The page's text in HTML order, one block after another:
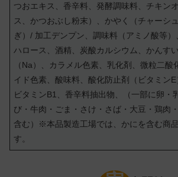
つおエキス、香辛料、発酵調味料、チキン
ス、かつおぶし粉末）、かやく（チャーシ
ぎ）/ 加工デンプン、調味料（アミノ酸等
ハロース、酒精、炭酸カルシウム、かんす
（Na）、カラメル色素、乳化剤、微粒二酸
イド色素、酸味料、酸化防止剤（ビタミンE
ビタミンB1、香辛料抽出物、（一部に卵・
び・牛肉・ごま・さけ・さば・大豆・鶏肉
含む）※本品製造工場では、かにを含む商
す。